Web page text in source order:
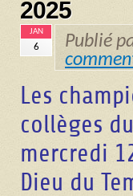
2025
JAN
6
Publié
Les
collèges
mercredi
Dieu du